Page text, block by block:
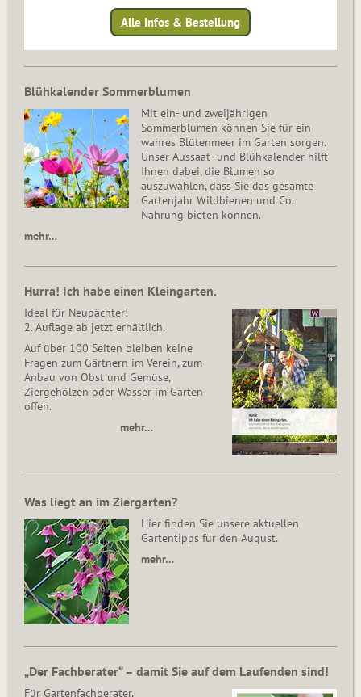
Alle Infos & Bestellung
Blühkalender Sommerblumen
Mit ein- und zweijährigen
Sommerblumen können Sie für ein
wahres Blütenmeer im Garten sorgen.
Unser Aussaat- und Blühkalender hilft
Ihnen dabei, die Blumen so
auszuwählen, dass Sie das gesamte
Gartenjahr Wildbienen und Co.
Nahrung bieten können.
mehr…
Hurra! Ich habe einen Kleingarten.
Ideal für Neupächter!
2. Auflage ab jetzt erhältlich.
Auf über 100 Seiten bleiben keine
Fragen zum Gärtnern im Verein, zum
Anbau von Obst und Gemüse,
Ziergehölzen oder Wasser im Garten
offen.
mehr…
Was liegt an im Ziergarten?
Hier finden Sie unsere aktuellen
Gartentipps für den August.
mehr…
„Der Fachberater“ – damit Sie auf dem Laufenden sind!
Für Gartenfachberater,